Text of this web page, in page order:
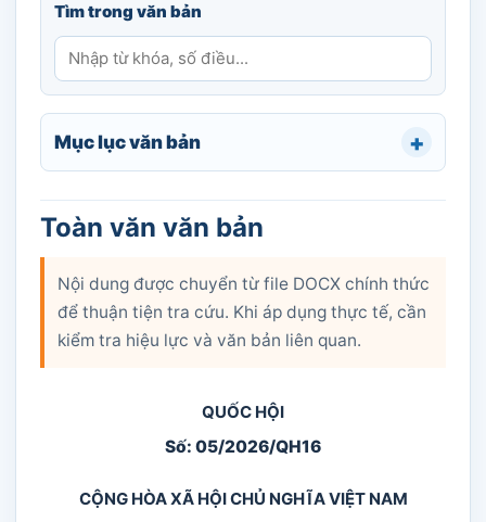
Tìm trong văn bản
Mục lục văn bản
Toàn văn văn bản
Nội dung được chuyển từ file DOCX chính thức
để thuận tiện tra cứu. Khi áp dụng thực tế, cần
kiểm tra hiệu lực và văn bản liên quan.
QUỐC HỘI
Số: 05/2026/QH16
CỘNG HÒA XÃ HỘI CHỦ NGHĨA VIỆT NAM